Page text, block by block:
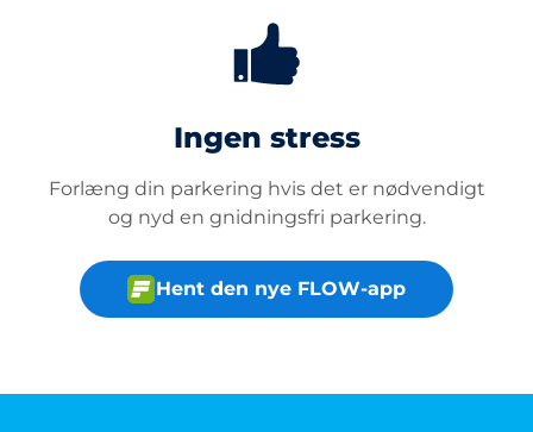
Ingen stress
Forlæng din parkering hvis det er nødvendigt
og nyd en gnidningsfri parkering.
Hent den nye FLOW-app